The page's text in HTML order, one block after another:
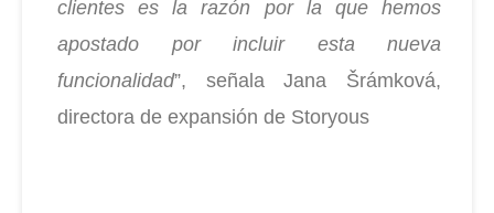
clientes es la razón por la que hemos
apostado por incluir esta nueva
funcionalidad”, señala Jana Šrámková,
directora de expansión de Storyous